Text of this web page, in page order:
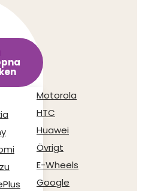
Motorola
HTC
Huawei
Övrigt
E-Wheels
Google